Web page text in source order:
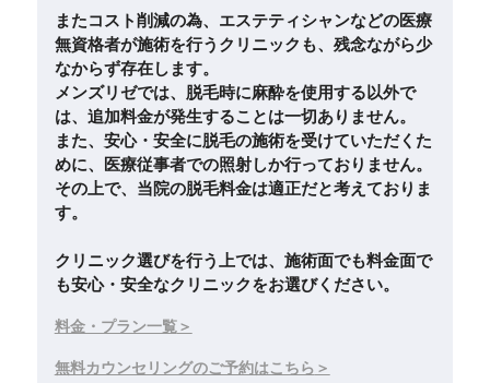
またコスト削減の為、エステティシャンなどの医療
無資格者が施術を行うクリニックも、残念ながら少
なからず存在します。
メンズリゼでは、脱毛時に麻酔を使用する以外で
は、追加料金が発生することは一切ありません。
また、安心・安全に脱毛の施術を受けていただくた
めに、医療従事者での照射しか行っておりません。
その上で、当院の脱毛料金は適正だと考えておりま
す。
クリニック選びを行う上では、施術面でも料金面で
も安心・安全なクリニックをお選びください。
料金・プラン一覧
無料カウンセリングのご予約はこちら